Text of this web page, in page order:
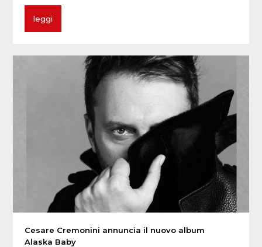
leggi
Cesare Cremonini annuncia il nuovo album
Alaska Baby